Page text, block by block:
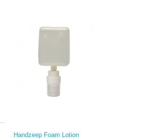
Handzeep Foam Lotion